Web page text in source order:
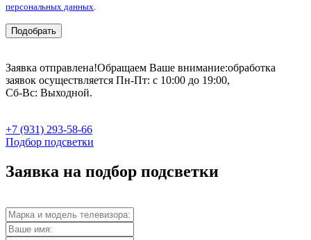
персональных данных
Подобрать
Заявка отправлена!Обращаем Ваше внимание:обработка
заявок осуществляется Пн-Пт: с 10:00 до 19:00,
Сб-Вс: Выходной.
+7 (931) 293-58-66
Подбор подсветки
Заявка на подбор подсветки